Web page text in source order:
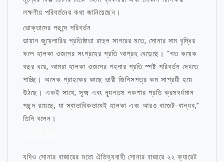
লক্ষণীয় পরিবর্তনের কথা জানিয়েছেন।
ভোক্তাদের পছন্দে পরিবর্তন
ডায়ান জুয়েলারির প্রতিষ্ঠাতা রাহুল সাগরের মতে, সোনার দাম বৃদ্ধির
ফলে হালকা ওজনের সংগ্রহের প্রতি আগ্রহ বেড়েছে। “গত কয়েক
বছর ধরে, আমরা হালকা ওজনের গহনার প্রতি স্পষ্ট পরিবর্তন দেখতে
পাচ্ছি। অনেক গ্রাহকের কাছে ভারী জিনিসপত্র কম সাশ্রয়ী হয়ে
উঠছে। একই সাথে, সূক্ষ্ম এবং ন্যূনতম নকশার প্রতি ক্রমবর্ধমান
পছন্দ রয়েছে, যা স্বাভাবিকভাবেই হালকা এবং আরও বাজেট-বান্ধব,”
তিনি বলেন।
যদিও সোনার বাজারের মতো ঐতিহ্যবাহী সোনার বাজারে ২২ ক্যারেট